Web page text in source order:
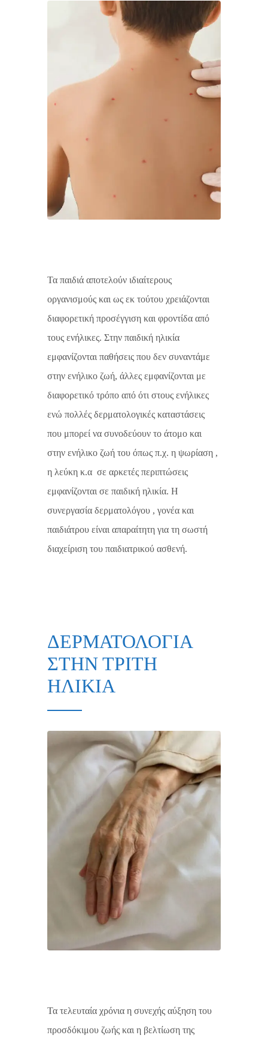
Τα παιδιά αποτελούν ιδιαίτερους
οργανισμούς και ως εκ τούτου χρειάζονται
διαφορετική προσέγγιση και φροντίδα από
τους ενήλικες. Στην παιδική ηλικία
εμφανίζονται παθήσεις που δεν συναντάμε
στην ενήλικο ζωή, άλλες εμφανίζονται με
διαφορετικό τρόπο από ότι στους ενήλικες
ενώ πολλές δερματολογικές καταστάσεις
που μπορεί να συνοδεύουν το άτομο και
στην ενήλικο ζωή του όπως π.χ. η ψωρίαση ,
η λεύκη κ.α σε αρκετές περιπτώσεις
εμφανίζονται σε παιδική ηλικία. Η
συνεργασία δερματολόγου , γονέα και
παιδιάτρου είναι απαραίτητη για τη σωστή
διαχείριση του παιδιατρικού ασθενή.
ΔΕΡΜΑΤΟΛΟΓΙΑ
ΣΤΗΝ ΤΡΙΤΗ
ΗΛΙΚΙΑ
Τα τελευταία χρόνια η συνεχής αύξηση του
προσδόκιμου ζωής και η βελτίωση της